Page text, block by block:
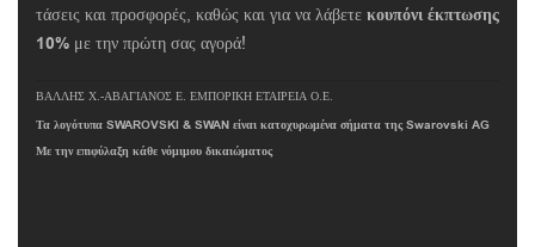
τάσεις και προσφορές, καθώς και για να λάβετε κουπόνι έκπτωσης
10% με την πρώτη σας αγορά!
ΒΑΛΛΗΣ Χ.-ΑΒΑΓΙΑΝΟΣ Ε. ΕΜΠΟΡΙΚΗ ΕΤΑΙΡΕΙΑ Ο.Ε.
Τα λογότυπα SWAROVSKI & SWAN είναι κατοχυρωμένα σήματα της Swarovski AG
Με την επιφύλαξη κάθε νόμιμου δικαιώματος